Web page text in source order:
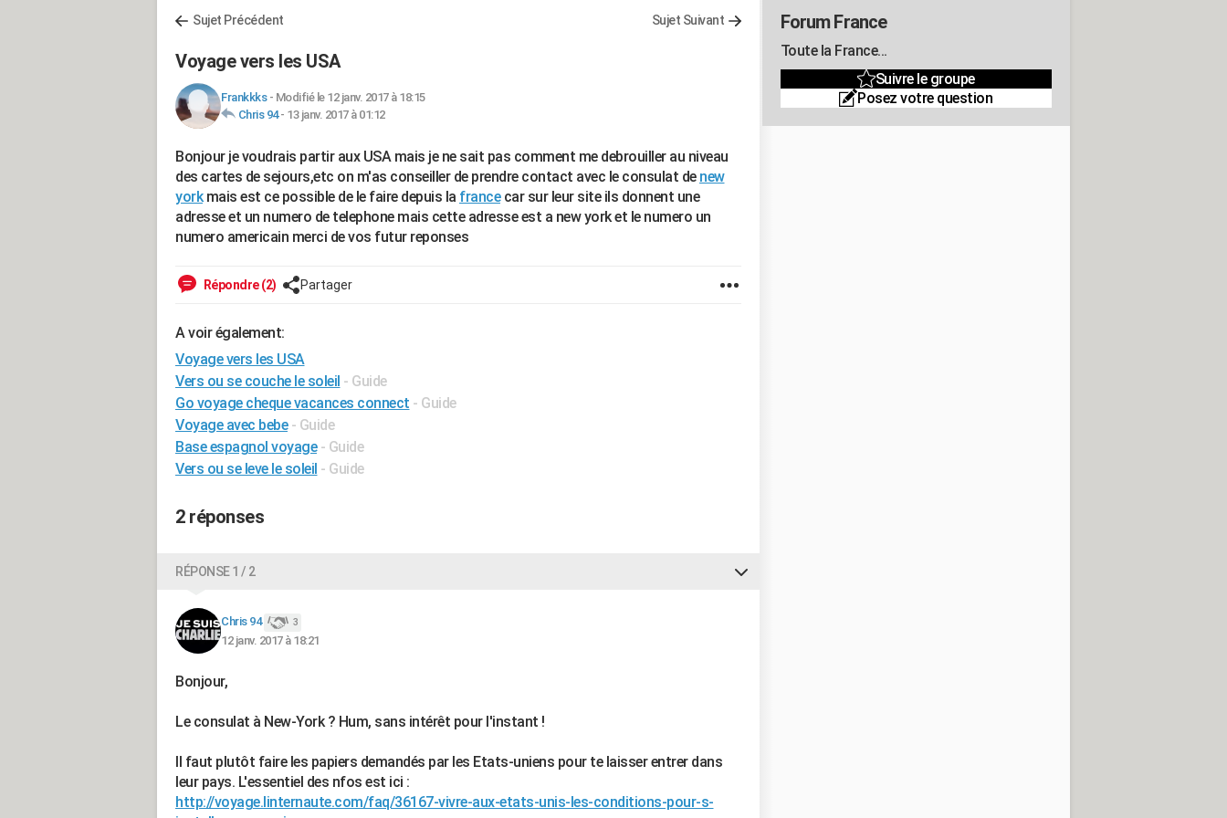
Sujet Précédent Sujet Suivant
Voyage vers les USA
Frankkks- Modifié le 12 janv. 2017 à 18:15
Chris 94- 13 janv. 2017 à 01:12
Bonjour je voudrais partir aux USA mais je ne sait pas comment me debrouiller au niveau
des cartes de sejours,etc on m'as conseiller de prendre contact avec le consulat de new
yorkmais est ce possible de le faire depuis la francecar sur leur site ils donnent une
adresse et un numero de telephone mais cette adresse est a new york et le numero un
numero americain merci de vos futur reponses
Répondre (2) Partager
A voir également:
Voyage vers les USA
Vers ou se couche le soleil - Guide
Go voyage cheque vacances connect - Guide
Voyage avec bebe - Guide
Base espagnol voyage - Guide
Vers ou se leve le soleil - Guide
2 réponses
RÉPONSE 1 / 2
Chris 94 3
12 janv. 2017 à 18:21
Bonjour,
Le consulat à New-York ? Hum, sans intérêt pour l'instant !
Il faut plutôt faire les papiers demandés par les Etats-uniens pour te laisser entrer dans
leur pays. L'essentiel des nfos est ici :
http://voyage.linternaute.com/faq/36167-vivre-aux-etats-unis-les-conditions-pour-s-
Forum France
Toute la France...
Suivre le groupe
Posez votre question